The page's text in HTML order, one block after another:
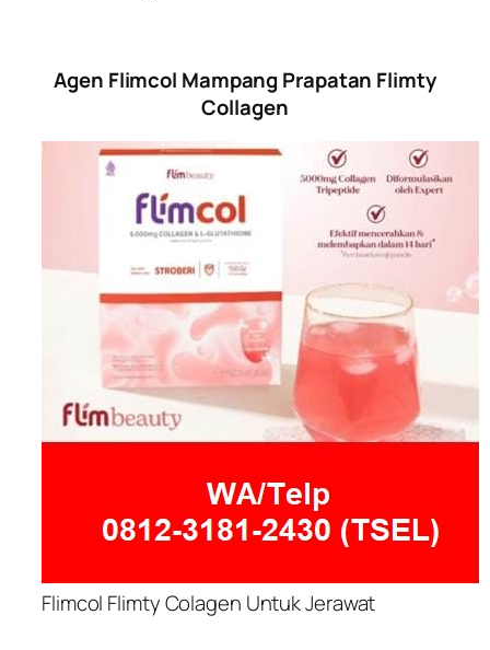
Agen Flimcol Mampang Prapatan Flimty
Collagen
Flimcol Flimty Colagen Untuk Jerawat